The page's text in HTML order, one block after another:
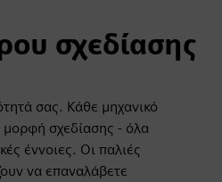
σχεδίασης
σας. Κάθε μηχανικό
μορφή σχεδίασης - όλα
έννοιες. Οι παλιές
να επαναλάβετε